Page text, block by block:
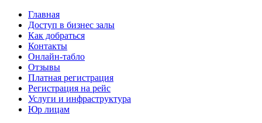
Главная
Доступ в бизнес залы
Как добраться
Контакты
Онлайн-табло
Отзывы
Платная регистрация
Регистрация на рейс
Услуги и инфраструктура
Юр лицам